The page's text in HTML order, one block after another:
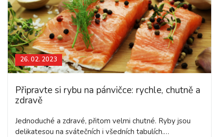
26. 02. 2023
Připravte si rybu na pánvičce: rychle, chutně a
zdravě
Jednoduché a zdravé, přitom velmi chutné. Ryby jsou
delikatesou na svátečních i všedních tabulích.…